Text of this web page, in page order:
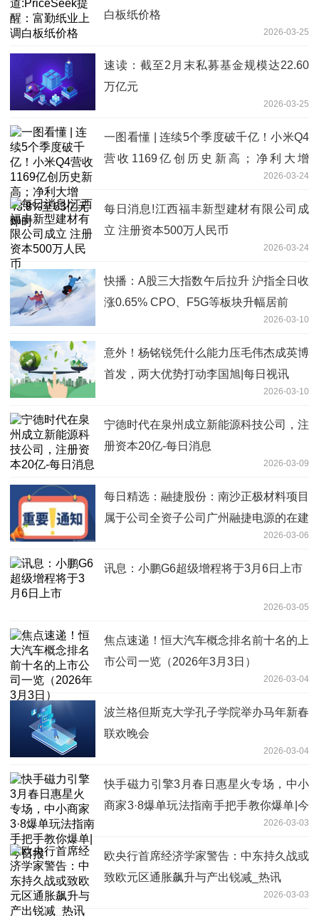
白板纸价格
2026-03-25
速读：截至2月末私募基金规模达22.60
万亿元
2026-03-25
一图看懂 | 连续5个季度破千亿！小米Q4
营收1169亿创历史新高；净利大增
2026-03-24
每日消息!江西福丰新型建材有限公司成
立 注册资本500万人民币
2026-03-24
快播：A股三大指数午后拉升 沪指全日收
涨0.65% CPO、F5G等板块升幅居前
2026-03-10
意外！杨铭锐凭什么能力压毛伟杰成英博
首发，两大优势打动李国旭|每日视讯
2026-03-10
宁德时代在泉州成立新能源科技公司，注
册资本20亿-每日消息
2026-03-09
每日精选：融捷股份：南沙正极材料项目
属于公司全资子公司广州融捷电源的在建
2026-03-06
讯息：小鹏G6超级增程将于3月6日上市
2026-03-05
焦点速递！恒大汽车概念排名前十名的上
市公司一览（2026年3月3日）
2026-03-04
波兰格但斯克大学孔子学院举办马年新春
联欢晚会
2026-03-04
快手磁力引擎3月春日惠星火专场，中小
商家3·8爆单玩法指南手把手教你爆单|今
2026-03-03
欧央行首席经济学家警告：中东持久战或
致欧元区通胀飙升与产出锐减_热讯
2026-03-03